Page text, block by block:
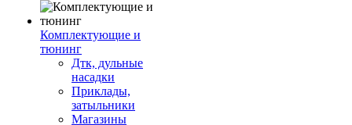
Комплектующие и
тюнинг
Дтк, дульные
насадки
Приклады,
затыльники
Магазины